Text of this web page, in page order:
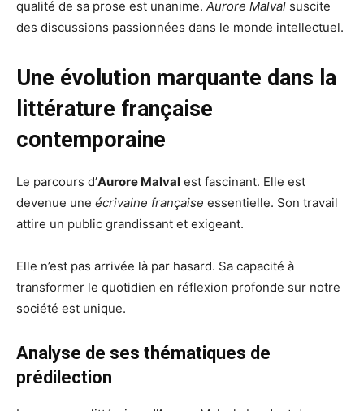
qualité de sa prose est unanime. Aurore Malval suscite
des discussions passionnées dans le monde intellectuel.
Une évolution marquante dans la
littérature française
contemporaine
Le parcours d’Aurore Malval est fascinant. Elle est
devenue une écrivaine française essentielle. Son travail
attire un public grandissant et exigeant.
Elle n’est pas arrivée là par hasard. Sa capacité à
transformer le quotidien en réflexion profonde sur notre
société est unique.
Analyse de ses thématiques de
prédilection